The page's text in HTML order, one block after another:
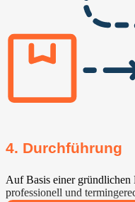
4. Durchführung
Auf Basis einer
professionell und